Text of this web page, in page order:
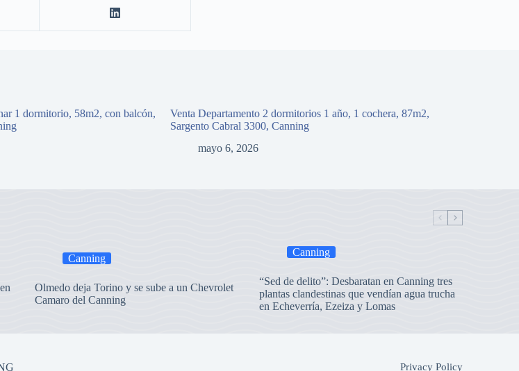
1 dormitorio, 58m2, con balcón,
Venta Departamento 2 dormitorios 1 año, 1 cochera, 87m2,
Sargento Cabral 3300, Canning
mayo 6, 2026
Canning
Olmedo deja Torino y se sube a un Chevrolet
Camaro del Canning
Canning
“Sed de delito”: Desbaratan en Canning tres
plantas clandestinas que vendían agua trucha
en Echeverría, Ezeiza y Lomas
Privacy Policy